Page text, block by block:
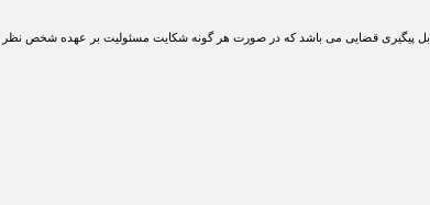
پیگیری قضایی می باشد که در صورت هر گونه شکایت مسئولیت بر عهده شخص نظر